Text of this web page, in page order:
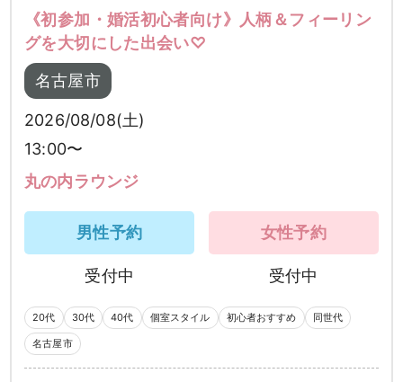
《初参加・婚活初心者向け》人柄＆フィーリン
グを大切にした出会い♡
名古屋市
2026/08/08(土)
13:00〜
丸の内ラウンジ
男性予約
受付中
女性予約
受付中
20代 30代 40代 個室スタイル 初心者おすすめ 同世代
名古屋市